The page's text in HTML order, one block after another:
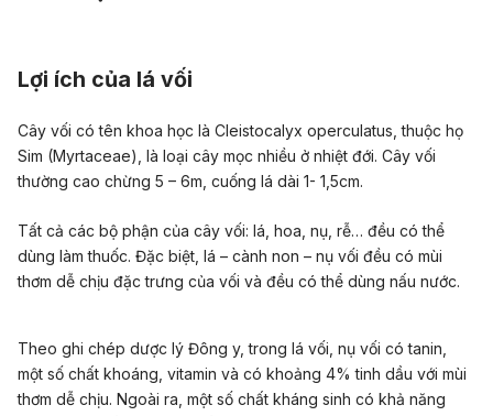
Lợi ích của lá vối
Cây vối có tên khoa học là Cleistocalyx operculatus, thuộc họ
Sim (Myrtaceae), là loại cây mọc nhiều ở nhiệt đới. Cây vối
thường cao chừng 5 – 6m, cuống lá dài 1- 1,5cm.
Tất cả các bộ phận của cây vối: lá, hoa, nụ, rễ… đều có thể
dùng làm thuốc. Đặc biệt, lá – cành non – nụ vối đều có mùi
thơm dễ chịu đặc trưng của vối và đều có thể dùng nấu nước.
Theo ghi chép dược lý Đông y, trong lá vối, nụ vối có tanin,
một số chất khoáng, vitamin và có khoảng 4% tinh dầu với mùi
thơm dễ chịu. Ngoài ra, một số chất kháng sinh có khả năng